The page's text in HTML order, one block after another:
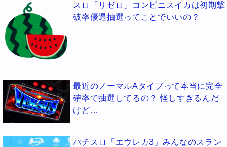
スロ「リゼロ」コンビニスイカは初期撃
破率優遇抽選ってことでいいの？
最近のノーマルAタイプって本当に完全
確率で抽選してるの？ 怪しすぎるんだ
けど…
パチスロ「エウレカ3」みんなのスラン